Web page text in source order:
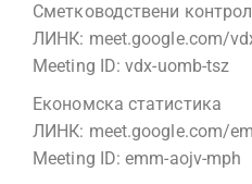
Сметководствени
ЛИНК: meet.google.com/
Meeting ID: vdx-uomb-tsz
Економска статистика
ЛИНК: meet.google.com/
Meeting ID: emm-aojv-mph